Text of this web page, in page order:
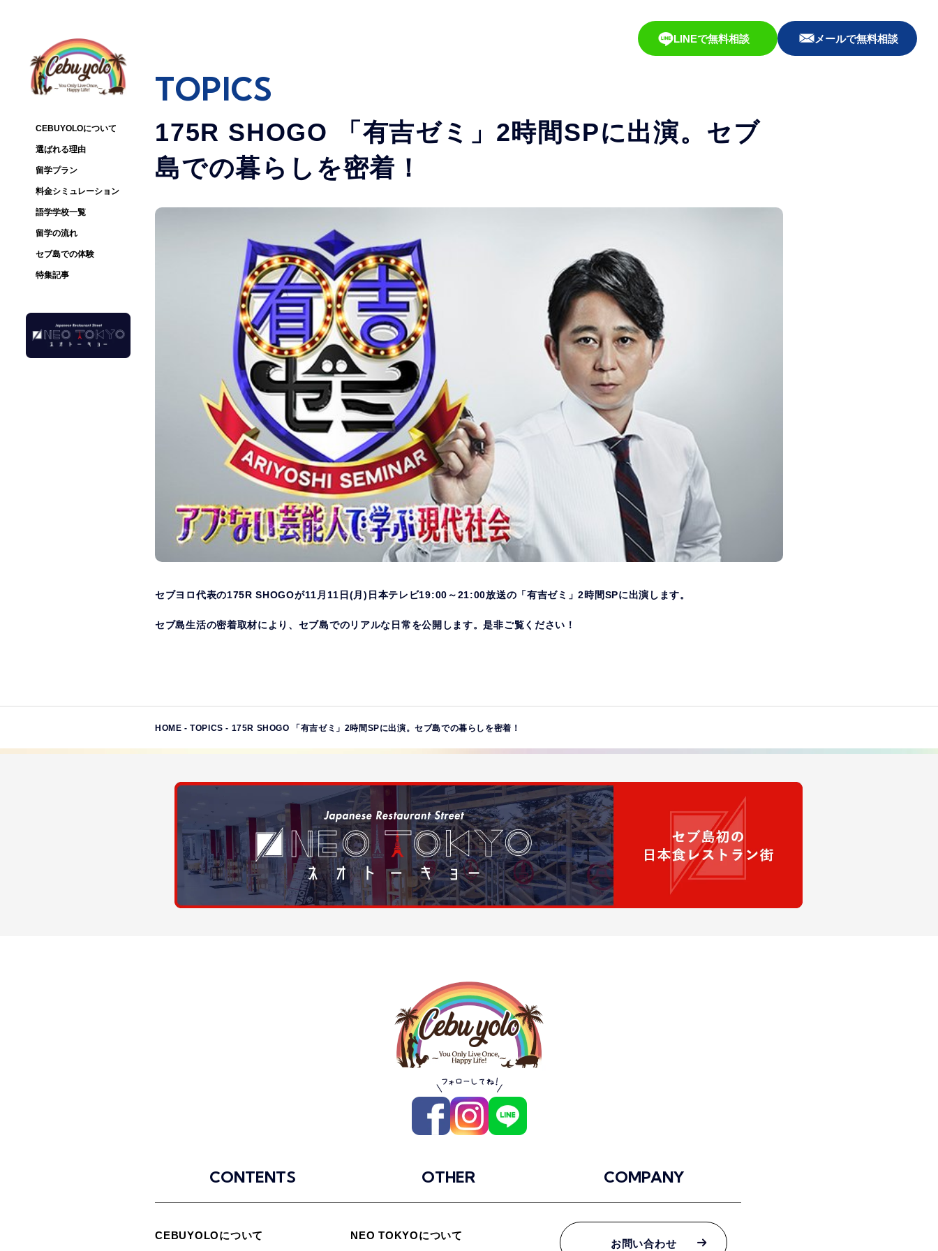
CEBUYOLOについて
選ばれる理由
留学プラン
料金シミュレーション
語学学校一覧
留学の流れ
セブ島での体験
特集記事
LINEで無料相談 メールで無料相談
TOPICS
175R SHOGO 「有吉ゼミ」2時間SPに出演。セブ
島での暮らしを密着！
セブヨロ代表の175R SHOGOが11月11日(月)日本テレビ19:00～21:00放送の「有吉ゼミ」2時間SPに出演します。
セブ島生活の密着取材により、セブ島でのリアルな日常を公開します。是非ご覧ください！
HOME -TOPICS - 175R SHOGO 「有吉ゼミ」2時間SPに出演。セブ島での暮らしを密着！
CONTENTS
CEBUYOLOについて
OTHER
NEO TOKYOについて
COMPANY
お問い合わせ